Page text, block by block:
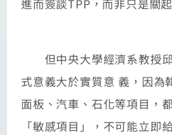
進而簽談TPP，而非只是關
但中央大學經濟系教授邱
式意義大於實質意 義，因為
面板、汽車、石化等項目，
「敏感項目」，不可能立即